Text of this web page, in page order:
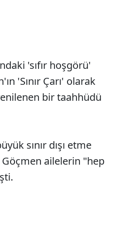
'sıfır hoşgörü'
'Sınır Çarı' olarak
bir taahhüdü
sınır dışı etme
ailelerin "hep